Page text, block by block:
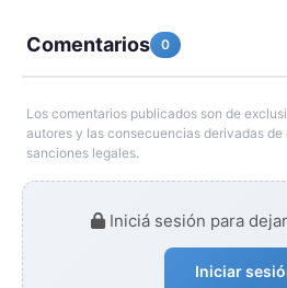
Comentarios 0
Los comentarios publicados son de
autores y las consecuencias derivadas
sanciones legales.
Iniciá sesión para
Iniciar